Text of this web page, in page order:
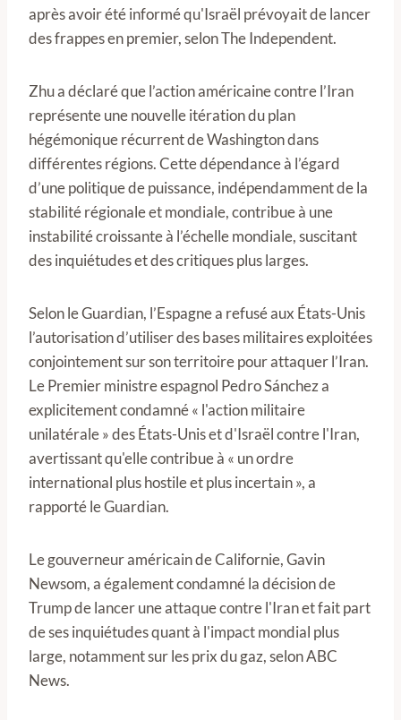
après avoir été informé qu'Israël prévoyait de lancer
des frappes en premier, selon The Independent.
Zhu a déclaré que l’action américaine contre l’Iran
représente une nouvelle itération du plan
hégémonique récurrent de Washington dans
différentes régions. Cette dépendance à l’égard
d’une politique de puissance, indépendamment de la
stabilité régionale et mondiale, contribue à une
instabilité croissante à l’échelle mondiale, suscitant
des inquiétudes et des critiques plus larges.
Selon le Guardian, l’Espagne a refusé aux États-Unis
l’autorisation d’utiliser des bases militaires exploitées
conjointement sur son territoire pour attaquer l’Iran.
Le Premier ministre espagnol Pedro Sánchez a
explicitement condamné « l'action militaire
unilatérale » des États-Unis et d'Israël contre l'Iran,
avertissant qu'elle contribue à « un ordre
international plus hostile et plus incertain », a
rapporté le Guardian.
Le gouverneur américain de Californie, Gavin
Newsom, a également condamné la décision de
Trump de lancer une attaque contre l'Iran et fait part
de ses inquiétudes quant à l'impact mondial plus
large, notamment sur les prix du gaz, selon ABC
News.